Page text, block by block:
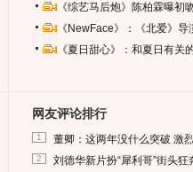
《综艺马后炮》陈柏霖曝初
《NewFace》：《北爱》导
《夏日甜心》：和夏日有关
网友评论排行
1 董卿：这两年没什么突破 激
2 刘德华新片扮“犀利哥”街头狂